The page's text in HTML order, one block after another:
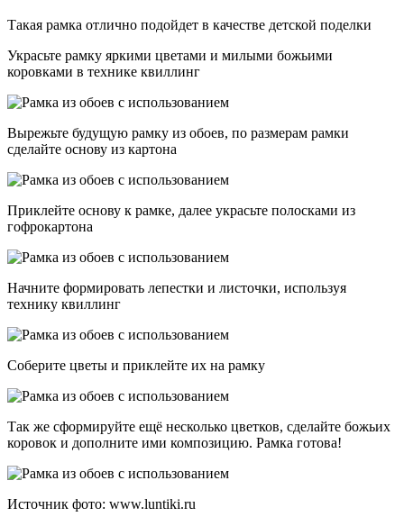
Такая рамка отлично подойдет в качестве детской поделки
Украсьте рамку яркими цветами и милыми божьими
коровками в технике квиллинг
Вырежьте будущую рамку из обоев, по размерам рамки
сделайте основу из картона
Приклейте основу к рамке, далее украсьте полосками из
гофрокартона
Начните формировать лепестки и листочки, используя
технику квиллинг
Соберите цветы и приклейте их на рамку
Так же сформируйте ещё несколько цветков, сделайте божьих
коровок и дополните ими композицию. Рамка готова!
Источник фото: www.luntiki.ru